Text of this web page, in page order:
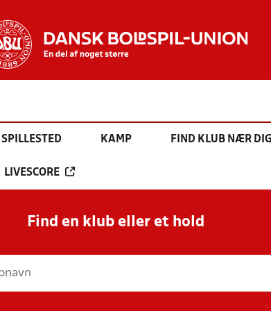
SPILLESTED KAMP FIND KLUB NÆR
LIVESCORE
Find en klub eller et hold